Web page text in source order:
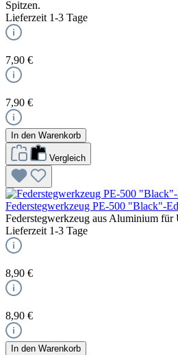
Spitzen.
Lieferzeit 1-3 Tage
7,90 €
7,90 €
In den Warenkorb
Vergleich
Federstegwerkzeug PE-500 "Black"-
Federstegwerkzeug aus Aluminium für
Lieferzeit 1-3 Tage
8,90 €
8,90 €
In den Warenkorb